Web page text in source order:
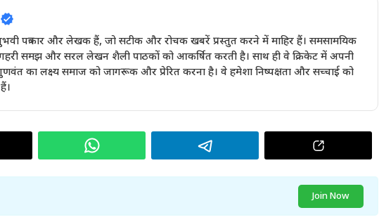
पत्रकार और लेखक हैं, जो सटीक और रोचक खबरें प्रस्तुत करने में माहिर हैं। समसामयिक
गहरी समझ और सरल लेखन शैली पाठकों को आकर्षित करती है। साथ ही वे क्रिकेट में अपनी
का लक्ष्य समाज को जागरूक और प्रेरित करना है। वे हमेशा निष्पक्षता और सच्चाई को
Join Now